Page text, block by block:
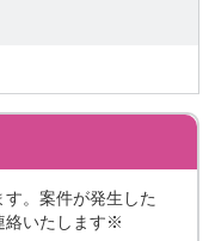
。案件が発生した
絡いたします※